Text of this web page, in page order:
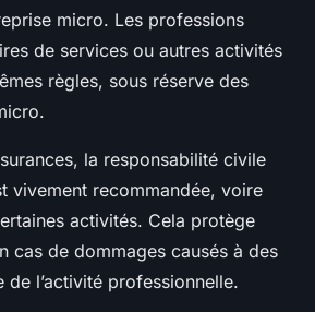
micro. Les professions
de services ou autres activités
règles, sous réserve des
la responsabilité civile
vivement recommandée, voire
activités. Cela protège
cas de dommages causés à des
de l’activité professionnelle.